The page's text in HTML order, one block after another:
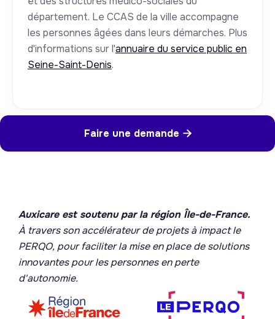
département. Le CCAS de la ville accompagne
les personnes âgées dans leurs démarches. Plus
d'informations sur l'annuaire du service public en
Seine-Saint-Denis.
Faire une demande 
Auxicare est soutenu par la région Île-de-France.
À travers son accélérateur de projets à impact le
PERQO, pour faciliter la mise en place de solutions
innovantes pour les personnes en perte
d'autonomie.